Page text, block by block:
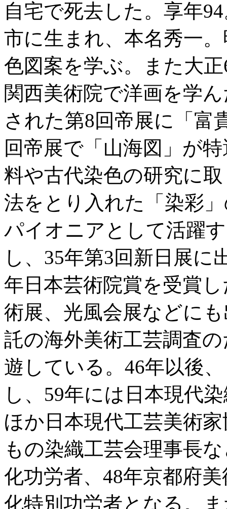
自宅で死去した。享年
市に生まれ、本名秀一
色図案を学ぶ。また大
関西美術院で洋画を学
された第8回帝展に「富
回帝展で「山海図」が
料や古代染色の研究に
法をとり入れた「染彩
パイオニアとして活躍
し、35年第3回新日展に
年日本芸術院賞を受賞
術展、光風会展などに
託の海外美術工芸調査
遊している。46年以後
し、59年には日本現代
ほか日本現代工芸美術
もの染織工芸会理事長
化功労者、48年京都府
化特別功労者となる。